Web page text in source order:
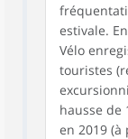
estivale.
Vélo
touristes
hausse de
en 2019 (à